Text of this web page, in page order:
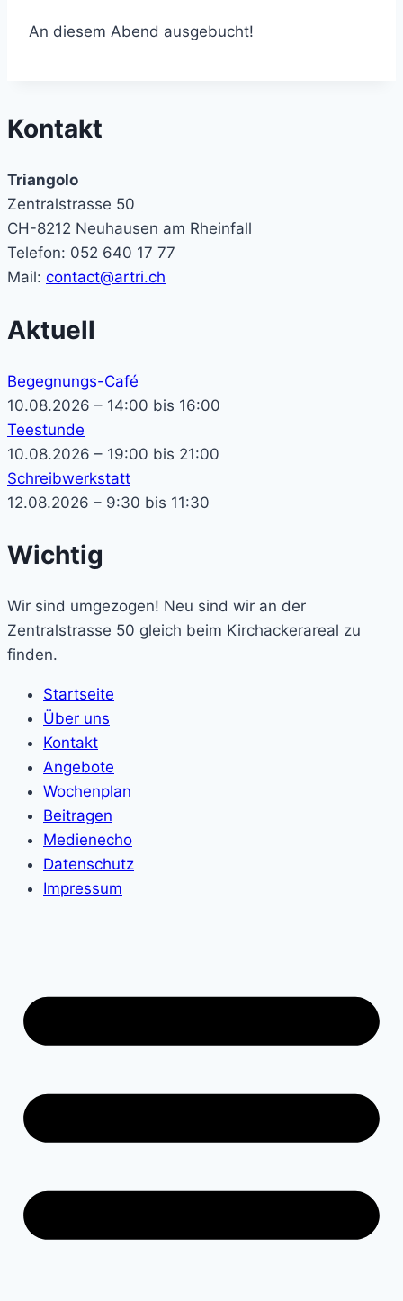
An diesem Abend ausgebucht!
Kontakt
Triangolo
Zentralstrasse 50
CH-8212 Neuhausen am Rheinfall
Telefon: 052 640 17 77
Mail: contact@artri.ch
Aktuell
Begegnungs-Café
10.08.2026 – 14:00 bis 16:00
Teestunde
10.08.2026 – 19:00 bis 21:00
Schreibwerkstatt
12.08.2026 – 9:30 bis 11:30
Wichtig
Wir sind umgezogen! Neu sind wir an der
Zentralstrasse 50 gleich beim Kirchackerareal zu
finden.
Startseite
Über uns
Kontakt
Angebote
Wochenplan
Beitragen
Medienecho
Datenschutz
Impressum